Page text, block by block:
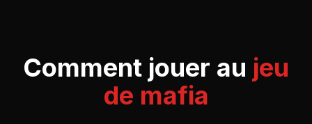
Comment jouer au jeu
de mafia